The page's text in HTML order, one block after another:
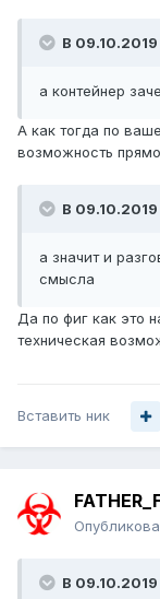
В
а контейнер
А как тогда по
возможность
В
а значит и
смысла
Да по фиг как это
техническая
Вставить ник
В